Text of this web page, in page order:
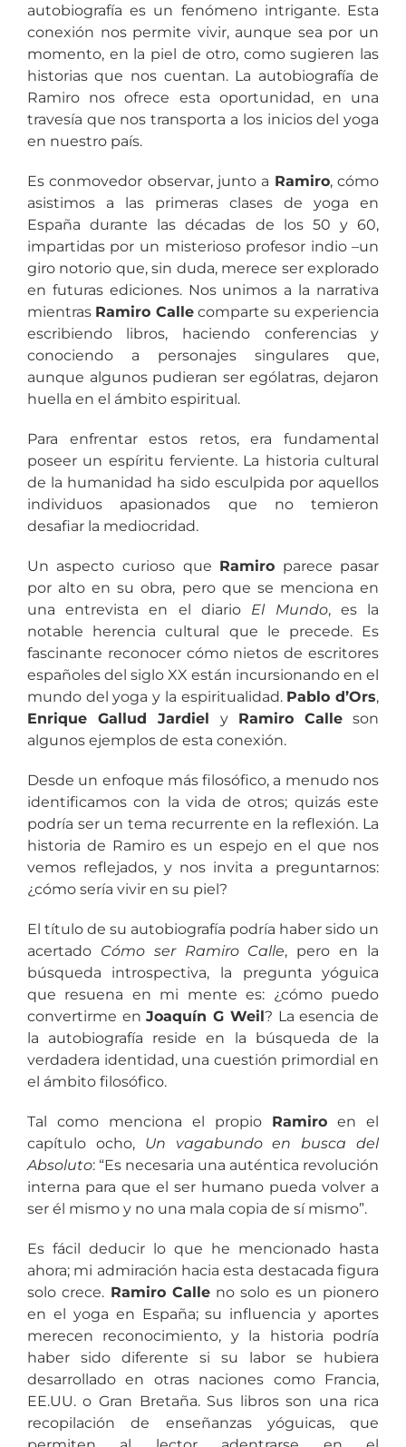
autobiografía es un fenómeno intrigante. Esta
conexión nos permite vivir, aunque sea por un
momento, en la piel de otro, como sugieren las
historias que nos cuentan. La autobiografía de
Ramiro nos ofrece esta oportunidad, en una
travesía que nos transporta a los inicios del yoga
en nuestro país.
Es conmovedor observar, junto a Ramiro, cómo
asistimos a las primeras clases de yoga en
España durante las décadas de los 50 y 60,
impartidas por un misterioso profesor indio –un
giro notorio que, sin duda, merece ser explorado
en futuras ediciones. Nos unimos a la narrativa
mientras Ramiro Callecomparte su experiencia
escribiendo libros, haciendo conferencias y
conociendo a personajes singulares que,
aunque algunos pudieran ser ególatras, dejaron
huella en el ámbito espiritual.
Para enfrentar estos retos, era fundamental
poseer un espíritu ferviente. La historia cultural
de la humanidad ha sido esculpida por aquellos
individuos apasionados que no temieron
desafiar la mediocridad.
Un aspecto curioso que Ramiro parece pasar
por alto en su obra, pero que se menciona en
una entrevista en el diario El Mundo, es la
notable herencia cultural que le precede. Es
fascinante reconocer cómo nietos de escritores
españoles del siglo XX están incursionando en el
mundo del yoga y la espiritualidad. Pablo d’Ors,
Enrique Gallud Jardiel y Ramiro Calleson
algunos ejemplos de esta conexión.
Desde un enfoque más filosófico, a menudo nos
identificamos con la vida de otros; quizás este
podría ser un tema recurrente en la reflexión. La
historia de Ramiro es un espejo en el que nos
vemos reflejados, y nos invita a preguntarnos:
¿cómo sería vivir en su piel?
El título de su autobiografía podría haber sido un
acertado Cómo ser Ramiro Calle, pero en la
búsqueda introspectiva, la pregunta yóguica
que resuena en mi mente es: ¿cómo puedo
convertirme enJoaquín G Weil? La esencia de
la autobiografía reside en la búsqueda de la
verdadera identidad, una cuestión primordial en
el ámbito filosófico.
Tal como menciona el propio Ramiro en el
capítulo ocho, Un vagabundo en busca del
Absoluto: “Es necesaria una auténtica revolución
interna para que el ser humano pueda volver a
ser él mismo y no una mala copia de sí mismo”.
Es fácil deducir lo que he mencionado hasta
ahora; mi admiración hacia esta destacada figura
solo crece. Ramiro Calleno solo es un pionero
en el yoga en España; su influencia y aportes
merecen reconocimiento, y la historia podría
haber sido diferente si su labor se hubiera
desarrollado en otras naciones como Francia,
EE.UU. o Gran Bretaña. Sus libros son una rica
recopilación de enseñanzas yóguicas, que